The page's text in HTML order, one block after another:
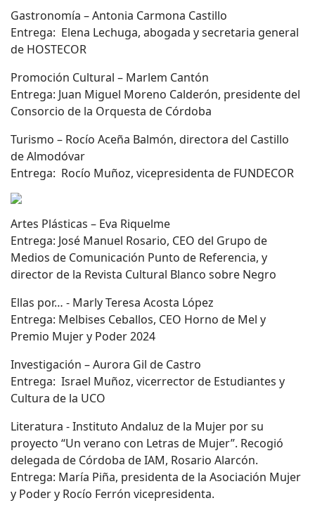
Gastronomía – Antonia Carmona Castillo
Entrega: Elena Lechuga, abogada y secretaria general
de HOSTECOR
Promoción Cultural – Marlem Cantón
Entrega: Juan Miguel Moreno Calderón, presidente del
Consorcio de la Orquesta de Córdoba
Turismo – Rocío Aceña Balmón, directora del Castillo
de Almodóvar
Entrega: Rocío Muñoz, vicepresidenta de FUNDECOR
Artes Plásticas – Eva Riquelme
Entrega: José Manuel Rosario, CEO del Grupo de
Medios de Comunicación Punto de Referencia, y
director de la Revista Cultural Blanco sobre Negro
Ellas por… - Marly Teresa Acosta López
Entrega: Melbises Ceballos, CEO Horno de Mel y
Premio Mujer y Poder 2024
Investigación – Aurora Gil de Castro
Entrega: Israel Muñoz, vicerrector de Estudiantes y
Cultura de la UCO
Literatura - Instituto Andaluz de la Mujer por su
proyecto “Un verano con Letras de Mujer”. Recogió
delegada de Córdoba de IAM, Rosario Alarcón.
Entrega: María Piña, presidenta de la Asociación Mujer
y Poder y Rocío Ferrón vicepresidenta.